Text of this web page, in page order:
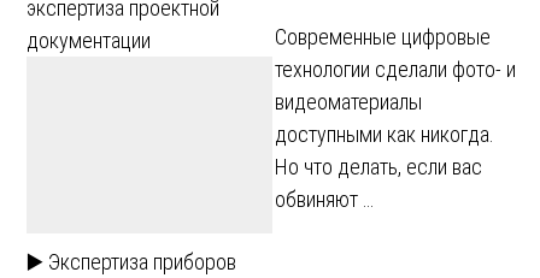
экспертиза проектной
документации
▶️ Экспертиза приборов
Современные цифровые
технологии сделали фото- и
видеоматериалы
доступными как никогда.
Но что делать, если вас
обвиняют …